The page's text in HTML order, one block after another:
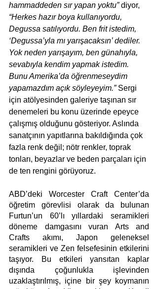
hammaddeden sır yapan yoktu” diyor,
“Herkes hazır boya kullanıyordu,
Degussa satılıyordu. Ben frit istedim,
‘Degussa’yla mı yarışacaksın’ dediler.
Yok neden yarışayım, ben günahıyla,
sevabıyla kendim yapmak istedim.
Bunu Amerika’da öğrenmeseydim
yapamazdım açık söyleyeyim.” Sergi
için atölyesinden galeriye taşınan sır
denemeleri bu konu üzerinde epeyce
çalışmış olduğunu gösteriyor. Aslında
sanatçının yapıtlarına bakıldığında çok
fazla renk değil; nötr renkler, toprak
tonları, beyazlar ve beden parçaları için
de ten rengini görüyoruz.
ABD’deki Worcester Craft Center’da
öğretim görevlisi olarak da bulunan
Furtun’un 60’lı yıllardaki seramikleri
döneme damgasını vuran Arts and
Crafts akımı, Japon geleneksel
seramikleri ve Zen felsefesinin etkilerini
taşıyor. Bu etkileri yansıtan kaplar
dışında çoğunlukla işlevinden
uzaklaştırılmış, içine bir şey koymanın